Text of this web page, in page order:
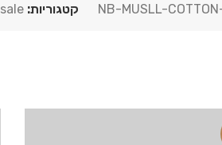
NB-MUSLL- קטגוריות: sale